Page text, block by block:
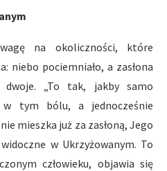
na okoliczności, które
niebo pociemniało, a zasłona
„To tak, jakby samo
w tym bólu, a jednocześnie
mieszka już za zasłoną, Jego
w Ukrzyżowanym. To
człowieku, objawia się